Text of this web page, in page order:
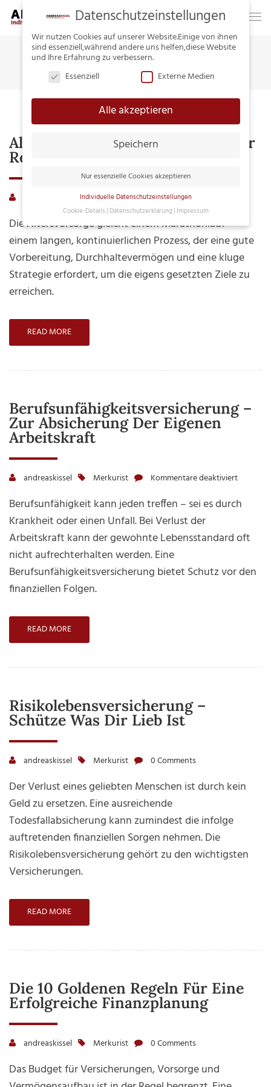
Home Tag:Vollmachten
Altersvorsorge – Im Marathon Zur
Rente
Merkurist Kommentare deaktiviert
–
Die Altersvorsorge gleicht einem Marathonlauf –
einem langen, kontinuierlichen Prozess, der eine gute
Vorbereitung, Durchhaltevermögen und eine kluge
Strategie erfordert, um die eigens gesetzten Ziele zu
erreichen.
READ MORE
Berufsunfähigkeitsversicherung –
Zur Absicherung Der Eigenen
Arbeitskraft
andreaskissel Merkurist Kommentare deaktiviert
Berufsunfähigkeit kann jeden treffen – sei es durch
Krankheit oder einen Unfall. Bei Verlust der
Arbeitskraft kann der gewohnte Lebensstandard oft
nicht aufrechterhalten werden. Eine
Berufsunfähigkeitsversicherung bietet Schutz vor den
finanziellen Folgen.
READ MORE
Risikolebensversicherung –
Schütze Was Dir Lieb Ist
andreaskissel Merkurist 0 Comments
Der Verlust eines geliebten Menschen ist durch kein
Geld zu ersetzen. Eine ausreichende
Todesfallabsicherung kann zumindest die infolge
auftretenden finanziellen Sorgen nehmen. Die
Risikolebensversicherung gehört zu den wichtigsten
Versicherungen.
READ MORE
Die 10 Goldenen Regeln Für Eine
Erfolgreiche Finanzplanung
andreaskissel Merkurist 0 Comments
Das Budget für Versicherungen, Vorsorge und
Datenschutzeinstellungen
Wir nutzen Cookies auf unserer Website.Einige von ihnen
sind essenziell,während andere uns helfen,diese Website
und Ihre Erfahrung zu verbessern.
Essenziell
Externe Medien
Alle akzeptieren
Speichern
Nur essenzielle Cookies akzeptieren
Individuelle Datenschutzeinstellungen
Cookie-Details Datenschutzerklärung Impressum
Datenschutzeinstellungen
Hier finden Sie eine Übersicht über alle
verwendeten Cookies.Sie können Ihre
Einwilligung zu ganzen Kategorien geben oder
sich weitere Informationen anzeigen lassen und
Cookie-Informationen anzeigen
Externe Medien(7)
Inhalte von Videoplattformen und Social-Media-Plattformen
Medien akzeptiert werden,bedarf der Zugriff auf diese Inhalte
keiner manuellen Einwilligung mehr.
Cookie-Informationen anzeigen
Datenschutzerklärung